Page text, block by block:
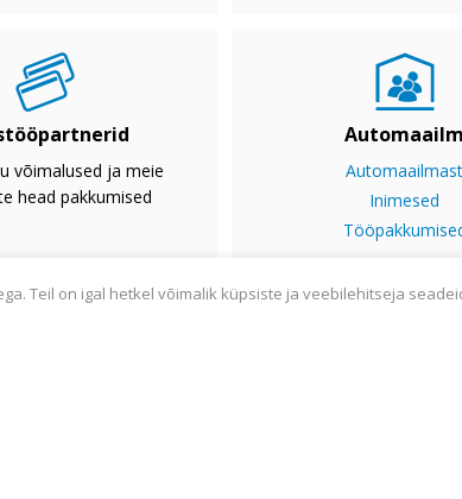
võimalused ja meie
head pakkumised
Automaailm
Automaailmast
Inimesed
Teil on igal hetkel võimalik küpsiste ja veebilehitseja